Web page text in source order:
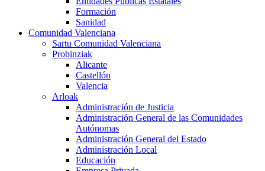
Formación
Sanidad
Comunidad Valenciana
Sartu Comunidad Valenciana
Probinziak
Alicante
Castellón
Valencia
Arloak
Administración de Justicia
Administración General de las Comunidades
Autónomas
Administración General del Estado
Administración Local
Educación